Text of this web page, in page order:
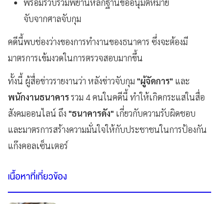
พร้อมรวบรวมพยานหลักฐานขออนุมัติหมาย
จับจากศาลจับกุม
คดีนี้พบช่องว่างของการทำงานของธนาคาร ซึ่งจะต้องมี
มาตรการเข้มงวดในการตรวจสอบมากขึ้น
ทั้งนี้ ผู้สื่อข่าวรายงานว่า หลังข่าวจับกุม "ผู้จัดการ" และ
พนักงานธนาคารรวม 4 คนในคดีนี้ ทำให้เกิดกระแสในสื่อ
สังคมออนไลน์ ถึง "ธนาคารดัง" เกี่ยวกับความรับผิดชอบ
และมาตรการสร้างความมั่นใจให้กับประชาชนในการป้องกัน
แก๊งคอลเซ็นเตอร์
เนื้อหาที่เกี่ยวข้อง